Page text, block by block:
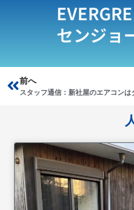
センジョ
Prev
前へ